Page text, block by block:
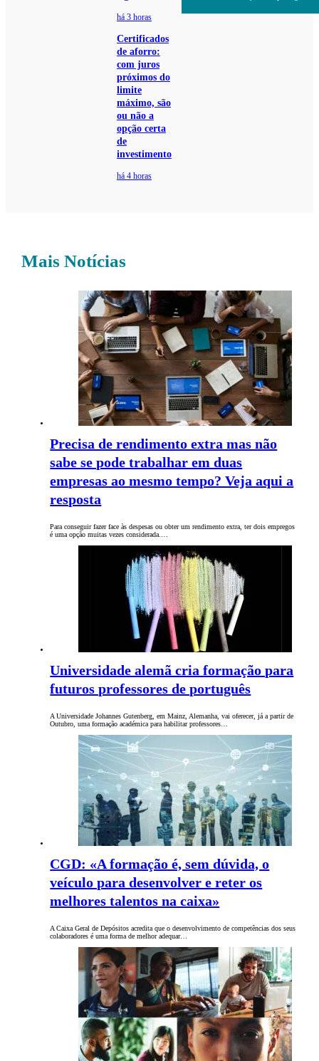
há 3 horas
Certificados
de aforro:
com juros
próximos do
limite
máximo, são
ou não a
opção certa
de
investimento
há 4 horas
Mais Notícias
Precisa de rendimento extra mas não
sabe se pode trabalhar em duas
empresas ao mesmo tempo? Veja aqui a
resposta
Para conseguir fazer face às despesas ou obter um rendimento extra, ter dois empregos
é uma opção muitas vezes considerada.…
Universidade alemã cria formação para
futuros professores de português
A Universidade Johannes Gutenberg, em Mainz, Alemanha, vai oferecer, já a partir de
Outubro, uma formação académica para habilitar professores…
CGD: «A formação é, sem dúvida, o
veículo para desenvolver e reter os
melhores talentos na caixa»
A Caixa Geral de Depósitos acredita que o desenvolvimento de competências dos seus
colaboradores é uma forma de melhor adequar…